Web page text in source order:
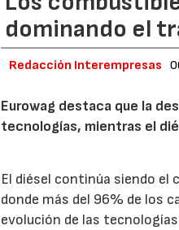
dominando el
Redacción Interempresas
Eurowag destaca que la
tecnologías, mientras el
El diésel continúa siendo el
donde más del 96% de los
evolución de las